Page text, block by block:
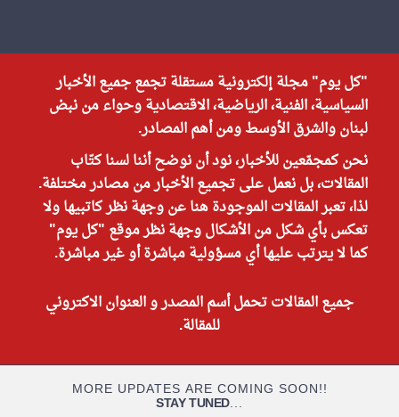
"كل يوم" مجلة إلكترونية مستقلة تجمع جميع الأخبار
السياسية، الفنية، الرياضية، الاقتصادية وحواء من نبض
لبنان والشرق الأوسط ومن أهم المصادر.
نحن كمجمّعين للأخبار، نود أن نوضح أننا لسنا كتّاب
المقالات، بل نعمل على تجميع الأخبار من مصادر مختلفة.
لذا، تعبر المقالات الموجودة هنا عن وجهة نظر كاتبيها ولا
تعكس بأي شكل من الأشكال وجهة نظر موقع "كل يوم"
كما لا يترتب عليها أي مسؤولية مباشرة أو غير مباشرة.
جميع المقالات تحمل أسم المصدر و العنوان الاكتروني
للمقالة.
MORE UPDATES ARE COMING SOON!!
STAY TUNED...